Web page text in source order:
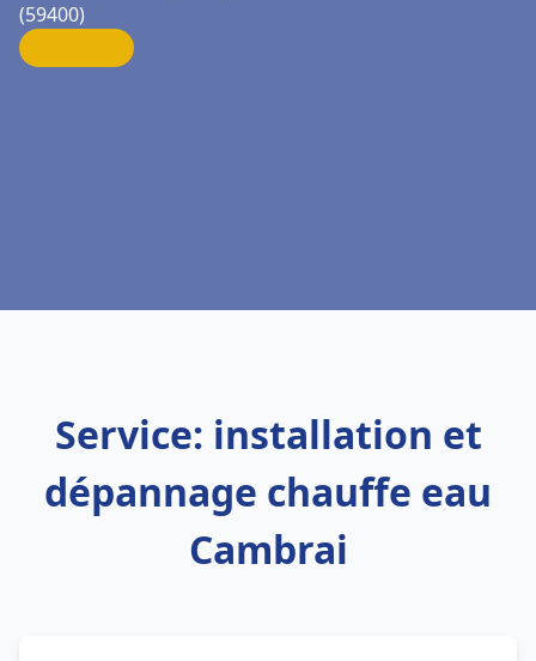
(59400)
Service: installation et
dépannage chauffe eau
Cambrai